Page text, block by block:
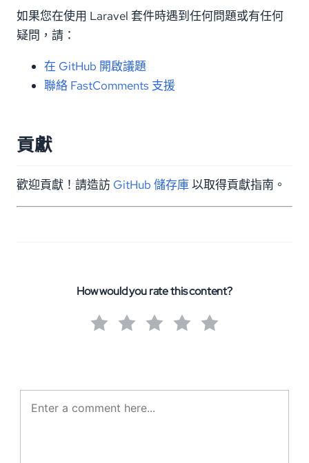
如果您在使用 Laravel 套件時遇到任何問題或有任何
疑問，請：
在 GitHub 開啟議題
聯絡 FastComments 支援
貢獻
歡迎貢獻！請造訪 GitHub 儲存庫以取得貢獻指南。
How would you rate this content?